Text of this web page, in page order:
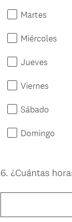
Martes
Miércoles
Jueves
Viernes
Sábado
Domingo
Question
6. ¿Cuántas